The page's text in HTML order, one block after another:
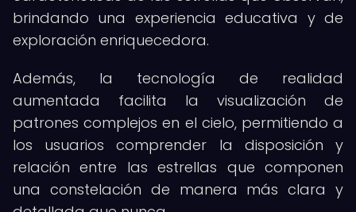
brindando una experiencia educativa y de
exploración enriquecedora.
Además, la tecnología de realidad
aumentada facilita la visualización de
patrones complejos en el cielo, permitiendo a
los usuarios comprender la disposición y
relación entre las estrellas que componen
una constelación de manera más clara y